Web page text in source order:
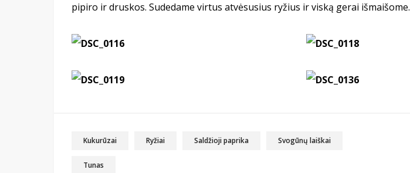
pipiro ir druskos. Sudedame virtus atvėsusius ryžius ir viską gerai išmaišome.
Kukurūzai Ryžiai Saldžioji paprika Svogūnų laiškai
Tunas